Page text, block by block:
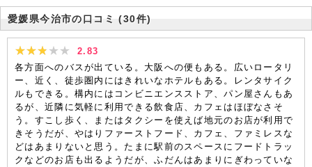
愛媛県今治市の口コミ (30件)
2.83
各方面へのバスが出ている。大阪への便もある。広いロータリ
ー、近く、徒歩圏内にはきれいなホテルもある。レンタサイク
ルもできる。構内にはコンビニエンスストア、パン屋さんもあ
るが、近隣に気軽に利用できる飲食店、カフェはほぼなさそ
う。すこし歩く、またはタクシーを使えば地元のお店が利用で
きそうだが、やはりファーストフード、カフェ、ファミレスな
どはあまりないと思う。たまに駅前のスペースにフードトラッ
クなどのお店も出るようだが、ふだんはあまりにぎわっていな